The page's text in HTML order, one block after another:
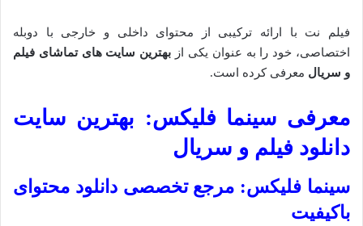
فیلم نت با ارائه ترکیبی از محتوای داخلی و خارجی با دوبله
اختصاصی، خود را به عنوان یکی از بهترین سایت های تماشای فیلم
و سریال معرفی کرده است.
معرفی سینما فلیکس: بهترین سایت
دانلود فیلم و سریال
سینما فلیکس: مرجع تخصصی دانلود محتوای
باکیفیت